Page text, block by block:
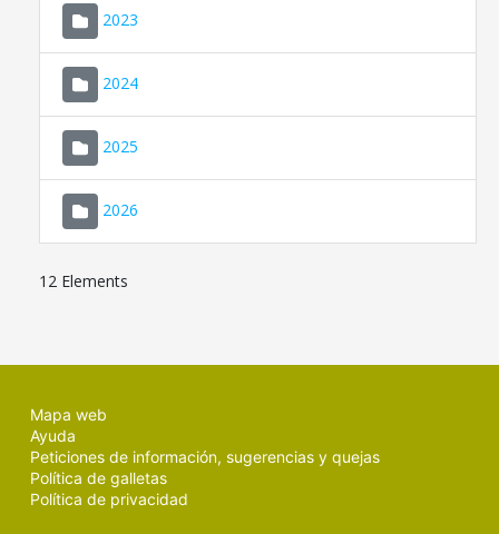
2023
2024
2025
2026
12 Elements
Mapa web
Ayuda
Peticiones de información, sugerencias y quejas
Política de galletas
Política de privacidad